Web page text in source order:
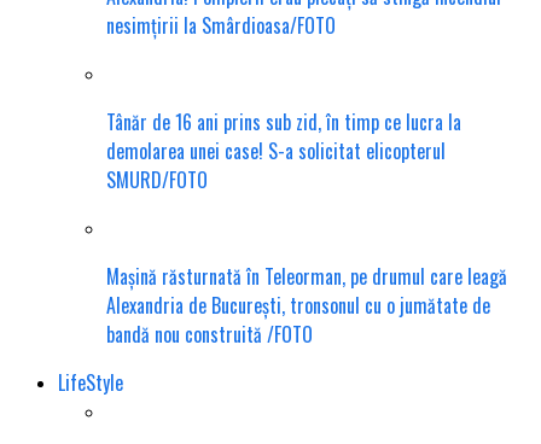
nesimțirii la Smârdioasa/FOTO
Tânăr de 16 ani prins sub zid, în timp ce lucra la
demolarea unei case! S-a solicitat elicopterul
SMURD/FOTO
Mașină răsturnată în Teleorman, pe drumul care leagă
Alexandria de București, tronsonul cu o jumătate de
bandă nou construită /FOTO
LifeStyle